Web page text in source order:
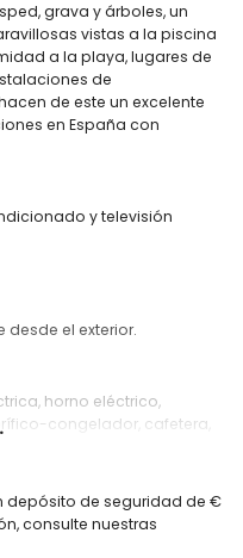
grava y árboles, un
vistas a la piscina
a la playa, lugares de
de
de este un excelente
en España con
y televisión
desde el exterior.
horno eléctrico,
congelador, cafetera,
y cama king size (de
depósito de seguridad de €
consulte nuestras